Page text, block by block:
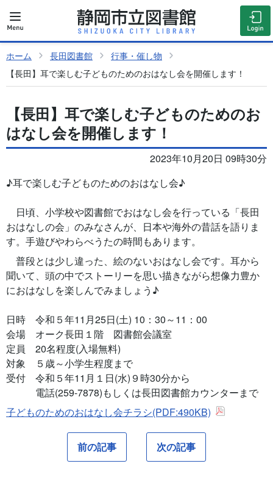
ホーム 長田図書館
行事・催し物
【長田】耳で楽しむ子どものためのおはなし会を開催します！
【長田】耳で楽しむ子どものためのお
はなし会を開催します！
2023年10月20日 09時30分
♪耳で楽しむ子どものためのおはなし会♪
日頃、小学校や図書館でおはなし会を行っている「長田
おはなしの会」のみなさんが、日本や海外の昔話を語りま
す。手遊びやわらべうたの時間もあります。
普段とは少し違った、絵のないおはなし会です。耳から
聞いて、頭の中でストーリーを思い描きながら想像力豊か
におはなしを楽しんでみましょう♪
日時 令和５年11月25日(土) 10：30～11：00
会場 オーク長田１階 図書館会議室
定員 20名程度(入場無料)
対象 ５歳～小学生程度まで
受付 令和５年11月１日(水)９時30分から
電話(259-7878)もしくは長田図書館カウンターまで
子どものためのおはなし会チラシ(PDF:490KB)
前の記事 次の記事